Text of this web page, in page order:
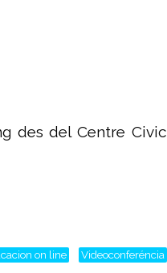
des del Centre Civic
on line Videoconferéncia